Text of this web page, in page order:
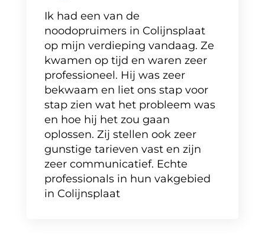
Ik had een van de
noodopruimers in Colijnsplaat
op mijn verdieping vandaag. Ze
kwamen op tijd en waren zeer
professioneel. Hij was zeer
bekwaam en liet ons stap voor
stap zien wat het probleem was
en hoe hij het zou gaan
oplossen. Zij stellen ook zeer
gunstige tarieven vast en zijn
zeer communicatief. Echte
professionals in hun vakgebied
in Colijnsplaat